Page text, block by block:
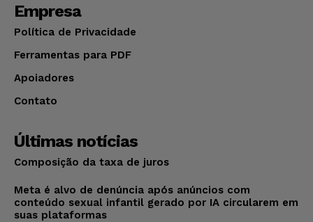
Empresa
Política de Privacidade
Ferramentas para PDF
Apoiadores
Contato
Últimas notícias
Composição da taxa de juros
Meta é alvo de denúncia após anúncios com
conteúdo sexual infantil gerado por IA circularem em
suas plataformas